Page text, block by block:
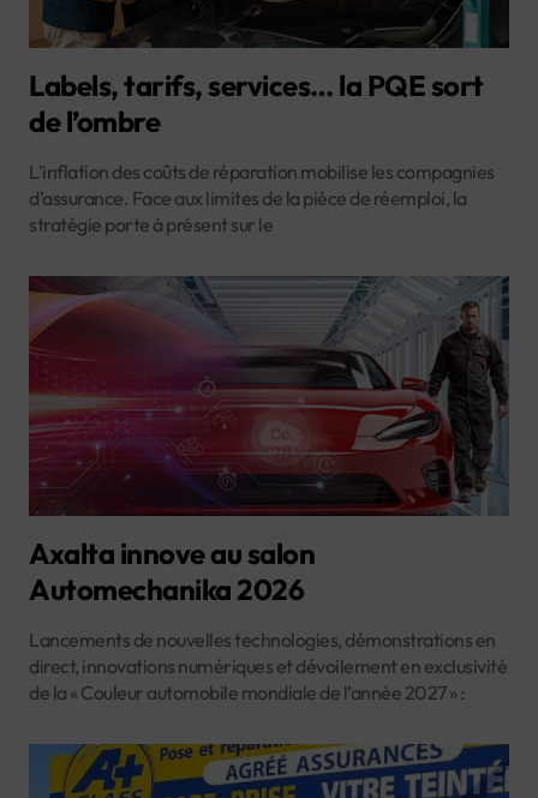
Labels, tarifs, services… la PQE sort
de l’ombre
L’inflation des coûts de réparation mobilise les compagnies
d’assurance. Face aux limites de la pièce de réemploi, la
stratégie porte à présent sur le
Axalta innove au salon
Automechanika 2026
Lancements de nouvelles technologies, démonstrations en
direct, innovations numériques et dévoilement en exclusivité
de la « Couleur automobile mondiale de l’année 2027 » :